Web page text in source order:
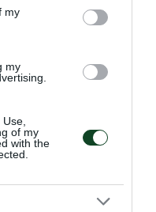
my
my
of my
with the